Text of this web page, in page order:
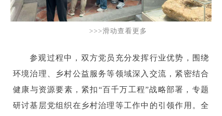
>>>滑动查看更多
参观过程中，双方党员充分发挥行业优势，围绕
环境治理、乡村公益服务等领域深入交流，紧密结合
健康与资源要素，紧扣“百千万工程”战略部署，专题
研讨基层党组织在乡村治理等工作中的引领作用。全